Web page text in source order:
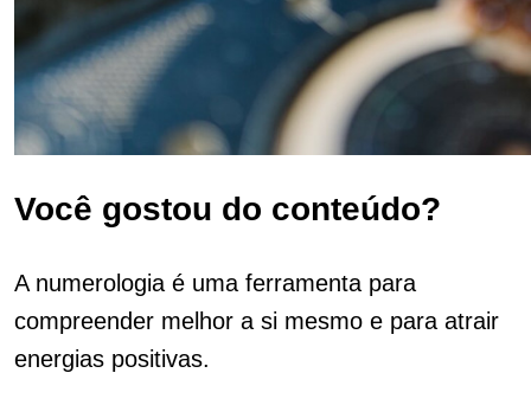
Você gostou do conteúdo?
A numerologia é uma ferramenta para
compreender melhor a si mesmo e para atrair
energias positivas.